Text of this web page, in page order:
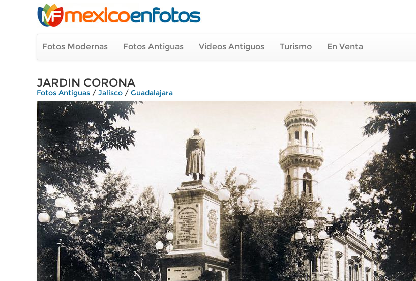
Fotos Modernas Fotos Antiguas Videos Antiguos Turismo En Venta
JARDIN CORONA
Fotos Antiguas / Jalisco / Guadalajara